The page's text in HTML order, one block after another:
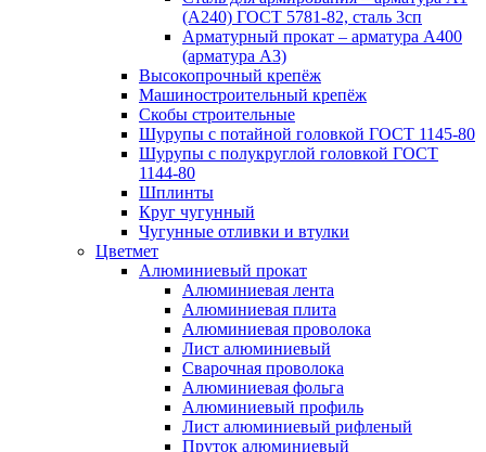
(А240) ГОСТ 5781-82, сталь 3сп
Арматурный прокат – арматура А400
(арматура А3)
Высокопрочный крепёж
Машиностроительный крепёж
Скобы строительные
Шурупы с потайной головкой ГОСТ 1145-80
Шурупы с полукруглой головкой ГОСТ
1144-80
Шплинты
Круг чугунный
Чугунные отливки и втулки
Цветмет
Алюминиевый прокат
Алюминиевая лента
Алюминиевая плита
Алюминиевая проволока
Лист алюминиевый
Сварочная проволока
Алюминиевая фольга
Алюминиевый профиль
Лист алюминиевый рифленый
Пруток алюминиевый